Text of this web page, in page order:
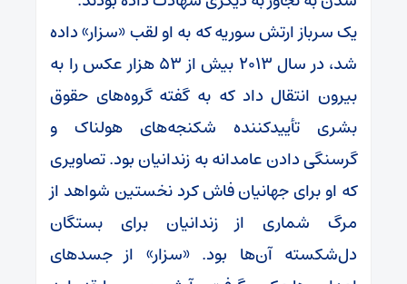
یک سرباز ارتش سوریه که به او لقب «سزار» داده
شد، در سال ۲۰۱۳ بیش از ۵۳ هزار عکس را به
بیرون انتقال داد که به گفته گروه‌های حقوق
بشری تأییدکننده شکنجه‌های هولناک و
گرسنگی دادن عامدانه به زندانیان بود. تصاویری
که او برای جهانیان فاش کرد نخستین شواهد از
مرگ شماری از زندانیان برای بستگان
دل‌شکسته آن‌ها بود. «سزار» از جسدهای